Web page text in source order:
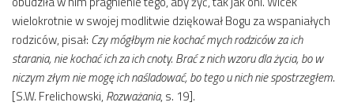
wielokrotnie w swojej modlitwie dziękował Bogu za wspaniałych
rodziców, pisał: Czy mógłbym nie kochać mych rodziców za ich
starania, nie kochać ich za ich cnoty. Brać z nich wzoru dla życia, bo w
niczym złym nie mogę ich naśladować, bo tego u nich nie spostrzegłem.
[S.W. Frelichowski, Rozważania, s. 19].